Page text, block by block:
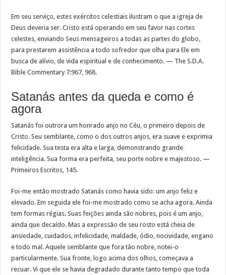
Em seu serviço, estes exércitos celestiais ilustram o que a igreja de
Deus deveria ser. Cristo está operando em seu favor nas cortes
celestes, enviando Seus mensageiros a todas as partes do globo,
para prestarem assistência a todo sofredor que olha para Ele em
busca de alívio, de vida espiritual e de conhecimento. — The S.D.A.
Bible Commentary 7:967, 968.
Satanás antes da queda e como é
agora
Satanás foi outrora um honrado anjo no Céu, o primeiro depois de
Cristo. Seu semblante, como o dos outros anjos, era suave e exprimia
felicidade. Sua testa era alta e larga, demonstrando grande
inteligência. Sua forma era perfeita, seu porte nobre e majestoso. —
Primeiros Escritos, 145.
Foi-me então mostrado Satanás como havia sido: um anjo feliz e
elevado. Em seguida ele foi-me mostrado como se acha agora. Ainda
tem formas régias. Suas feições ainda são nobres, pois é um anjo,
ainda que decaído. Mas a expressão de seu rosto está cheia de
ansiedade, cuidados, infelicidade, maldade, ódio, nocividade, engano
e todo mal. Aquele semblante que fora tão nobre, notei-o
particularmente. Sua fronte, logo acima dos olhos, começava a
recuar. Vi que ele se havia degradado durante tanto tempo que toda